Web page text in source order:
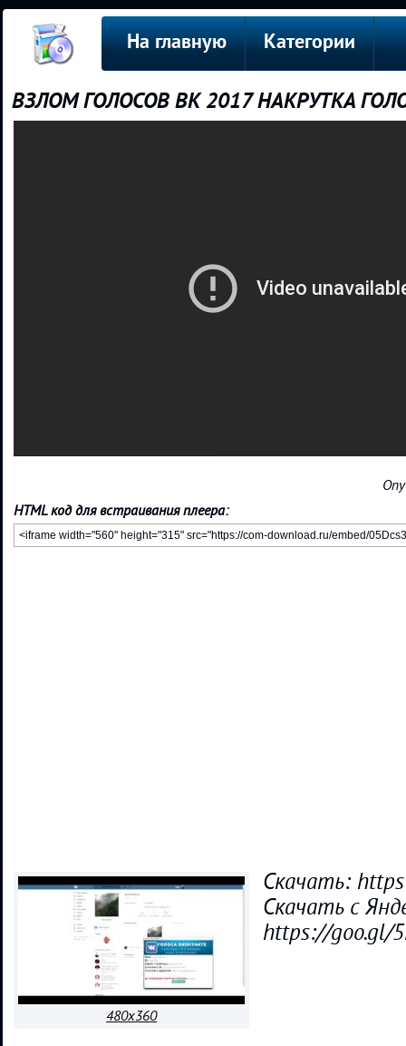
На главную Категории
ВЗЛОМ ГОЛОСОВ ВК 2017 НАКРУТКА
HTML код для встраивания плеера:
480x360
Скачать:
Скачать с
https://goo.gl/